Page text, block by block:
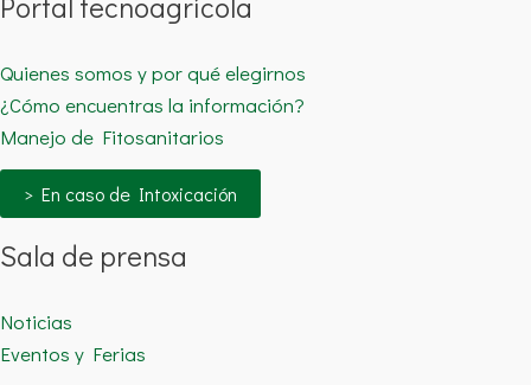
Quienes somos y por qué elegirnos
¿Cómo encuentras la información?
Manejo de Fitosanitarios
> En caso de Intoxicación
Sala de prensa
Noticias
Eventos y Ferias